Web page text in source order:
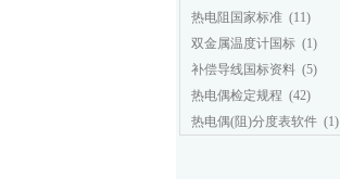
热电阻国家标准(11)
双金属温度计国标(1)
补偿导线国标资料(5)
热电偶检定规程 (42)
热电偶(阻)分度表软件(1)